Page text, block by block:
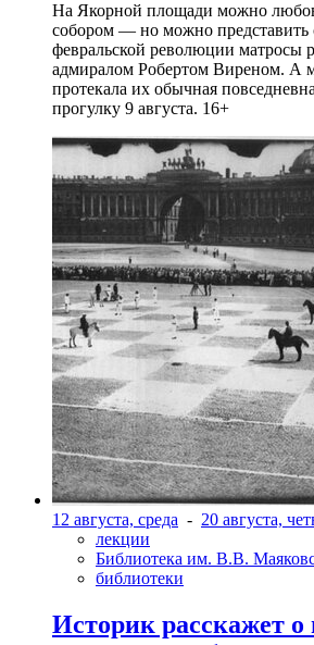
На Якорной площади можно
собором — но можно представить
февральской революции матросы
адмиралом Робертом Виреном. А
протекала их обычная
прогулку 9 августа. 16+
12 августа, среда - 20 августа,
лекции
Библиотека им. В.В.
библиотеки
Историк расскажет